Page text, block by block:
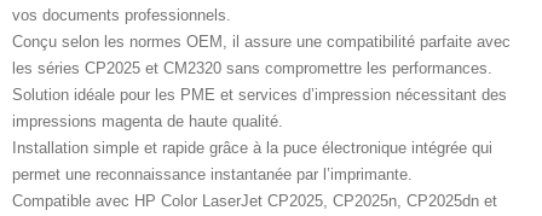
vos documents professionnels.
Conçu selon les normes OEM, il assure une compatibilité parfaite avec
les séries CP2025 et CM2320 sans compromettre les performances.
Solution idéale pour les PME et services d’impression nécessitant des
impressions magenta de haute qualité.
Installation simple et rapide grâce à la puce électronique intégrée qui
permet une reconnaissance instantanée par l’imprimante.
Compatible avec HP Color LaserJet CP2025, CP2025n, CP2025dn et